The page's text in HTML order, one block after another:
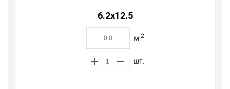
6.2х12.5
м 2
шт.